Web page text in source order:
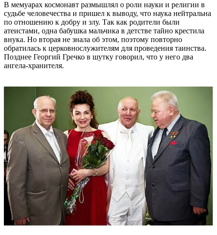
В мемуарах космонавт размышлял о роли науки и религии в
судьбе человечества и пришел к выводу, что наука нейтральна
по отношению к добру и злу. Так как родители были
атеистами, одна бабушка мальчика в детстве тайно крестила
внука. Но вторая не знала об этом, поэтому повторно
обратилась к церковнослужителям для проведения таинства.
Позднее Георгий Гречко в шутку говорил, что у него два
ангела-хранителя.